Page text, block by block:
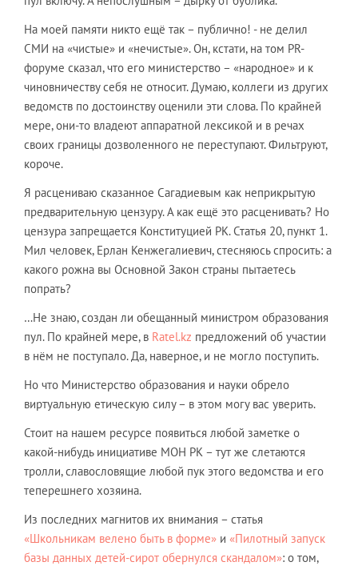
На моей памяти никто ещё так – публично! - не делил
СМИ на «чистые» и «нечистые». Он, кстати, на том PR-
форуме сказал, что его министерство – «народное» и к
чиновничеству себя не относит. Думаю, коллеги из других
ведомств по достоинству оценили эти слова. По крайней
мере, они-то владеют аппаратной лексикой и в речах
своих границы дозволенного не переступают. Фильтруют,
короче.
Я расцениваю сказанное Сагадиевым как неприкрытую
предварительную цензуру. А как ещё это расценивать? Но
цензура запрещается Конституцией РК. Статья 20, пункт 1.
Мил человек, Ерлан Кенжегалиевич, стесняюсь спросить: а
какого рожна вы Основной Закон страны пытаетесь
попрать?
…Не знаю, создан ли обещанный министром образования
пул. По крайней мере, в Ratel.kz предложений об участии
в нём не поступало. Да, наверное, и не могло поступить.
Но что Министерство образования и науки обрело
виртуальную етическую силу – в этом могу вас уверить.
Стоит на нашем ресурсе появиться любой заметке о
какой-нибудь инициативе МОН РК – тут же слетаются
тролли, славословящие любой пук этого ведомства и его
теперешнего хозяина.
Из последних магнитов их внимания – статья
«Школьникам велено быть в форме» и «Пилотный запуск
базы данных детей-сирот обернулся скандалом»: о том,